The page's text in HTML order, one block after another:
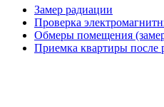
Замер радиации
Проверка
Обмеры помещения
Приемка квартиры после